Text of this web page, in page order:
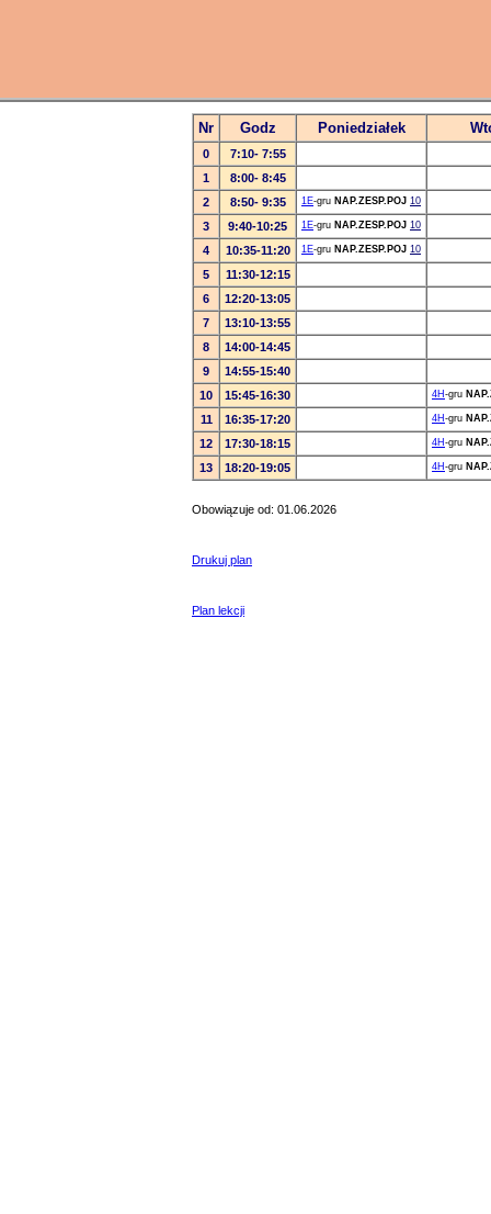
Nr Godz Poniedziałek
0
7:10- 7:55
1
8:00- 8:45
2
8:50- 9:35 1E-gru NAP.ZESP.POJ 10
3 9:40-10:25 1E-gru NAP.ZESP.POJ 10
4 10:35-11:20 1E-gru NAP.ZESP.POJ 10
5
11:30-12:15
6
12:20-13:05
7
13:10-13:55
8
14:00-14:45
9
14:55-15:40
10
15:45-16:30 4H -gru
11 16:35-17:20 4H -gru
12 17:30-18:15 4H -gru
13 18:20-19:05 4H -gru
Obowiązuje od: 01.06.2026
Drukuj plan
Plan lekcji